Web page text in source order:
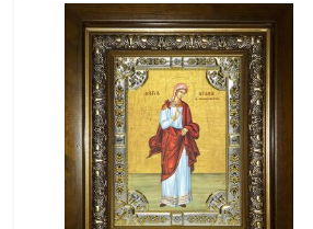
вариаций.
Опции
можно
выбрать
на
странице
товара.